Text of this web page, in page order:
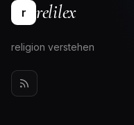
r relilex
religion verstehen